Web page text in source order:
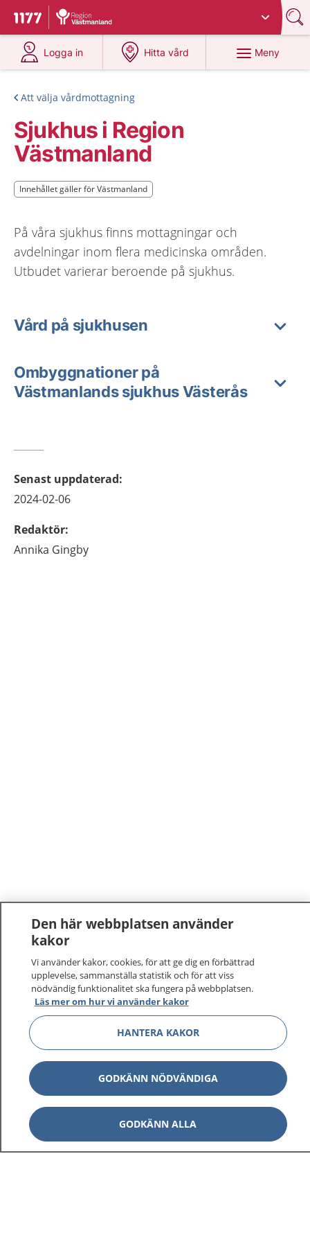
Till startsidan för 1177
Du har valt region
Logga in
på 1177.se
Hitta vård
på 1177.se
Meny
Att välja vårdmottagning
Sjukhus i Region
Västmanland
Innehållet gäller för Västmanland
Innehållet gäller för Västmanland
På våra sjukhus finns mottagningar och
avdelningar inom flera medicinska områden.
Utbudet varierar beroende på sjukhus.
Vård på sjukhusen
Ombyggnationer på
Västmanlands sjukhus Västerås
Senast uppdaterad:
2024-02-06
Redaktör:
Annika Gingby
1177–tryggt om din hälsa och vård
På 1177.se får du råd om hälsa och information om
sjukdomar och vilka mottagningar du kan kontakta.
Logga in för att läsa din journal och göra dina
vårdärenden. Ring telefonnummer 1177 för
sjukvårdsrådgivning dygnet runt.
Den här webbplatsen använder
kakor
Vi använder kakor, cookies, för att ge dig en förbättrad
upplevelse, sammanställa statistik och för att viss
nödvändig funktionalitet ska fungera på webbplatsen.
Läs mer om hur vi använder kakor
HANTERA KAKOR
GODKÄNN NÖDVÄNDIGA
GODKÄNN ALLA